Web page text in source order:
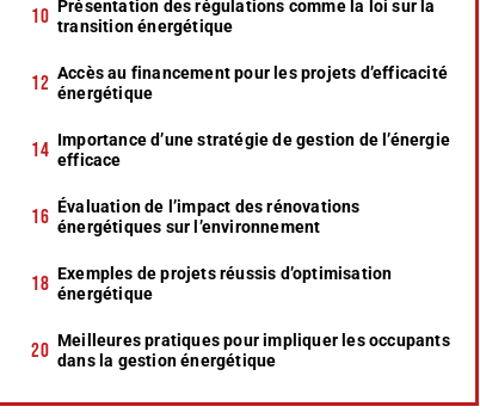
Présentation des régulations comme la loi sur la
transition énergétique
Accès au financement pour les projets d’efficacité
énergétique
Importance d’une stratégie de gestion de l’énergie
efficace
Évaluation de l’impact des rénovations
énergétiques sur l’environnement
Exemples de projets réussis d’optimisation
énergétique
Meilleures pratiques pour impliquer les occupants
dans la gestion énergétique